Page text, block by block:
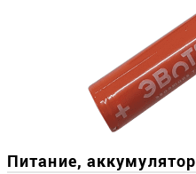
Питание, аккумулятор